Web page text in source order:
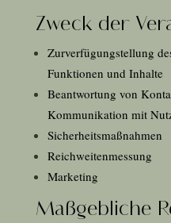
Zweck der
Zurverfügungstellung
Funktionen und Inhalte
Beantwortung von
Kommunikation mit
Sicherheitsmaßnahmen
Reichweitenmessung
Marketing
Maßgebliche